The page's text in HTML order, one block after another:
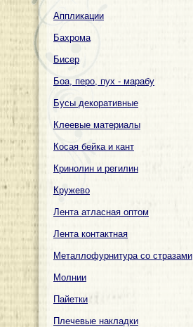
Аппликации
Бахрома
Бисер
Боа, перо, пух - марабу
Бусы декоративные
Клеевые материалы
Косая бейка и кант
Кринолин и регилин
Кружево
Лента атласная оптом
Лента контактная
Металлофурнитура со стразами
Молнии
Пайетки
Плечевые накладки